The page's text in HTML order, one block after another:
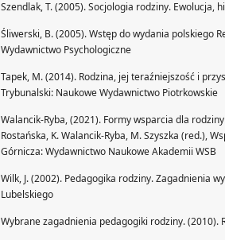
Szendlak, T. (2005). Socjologia rodziny. Ewolucja,
Śliwerski, B. (2005). Wstęp do wydania polskiego
Wydawnictwo Psychologiczne
Tapek, M. (2014). Rodzina, jej teraźniejszość i
Trybunalski: Naukowe Wydawnictwo Piotrkowskie
Walancik-Ryba, (2021). Formy wsparcia dla
Rostańska, K. Walancik-Ryba, M. Szyszka (red.),
Górnicza: Wydawnictwo Naukowe Akademii WSB
Wilk, J. (2002). Pedagogika rodziny. Zagadnienia
Lubelskiego
Wybrane zagadnienia pedagogiki rodziny. (2010).